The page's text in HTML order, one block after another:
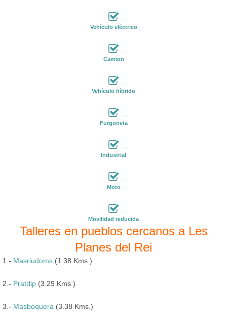
Vehículo eléctrico
Camion
Vehículo híbrido
Furgoneta
Industrial
Moto
Movilidad reducida
Talleres en pueblos cercanos a Les
Planes del Rei
1.- Masriudoms (1.38 Kms.)
2.- Pratdip (3.29 Kms.)
3.- Masboquera (3.38 Kms.)